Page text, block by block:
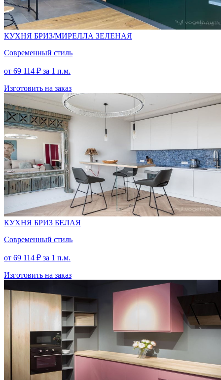
КУХНЯ БРИЗ/МИРЕЛЛА ЗЕЛЕНАЯ
Современный стиль
от 69 114 ₽ за 1 п.м.
Изготовить на заказ
КУХНЯ БРИЗ БЕЛАЯ
Современный стиль
от 69 114 ₽ за 1 п.м.
Изготовить на заказ